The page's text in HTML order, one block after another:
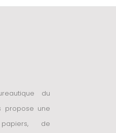
du
propose une
de